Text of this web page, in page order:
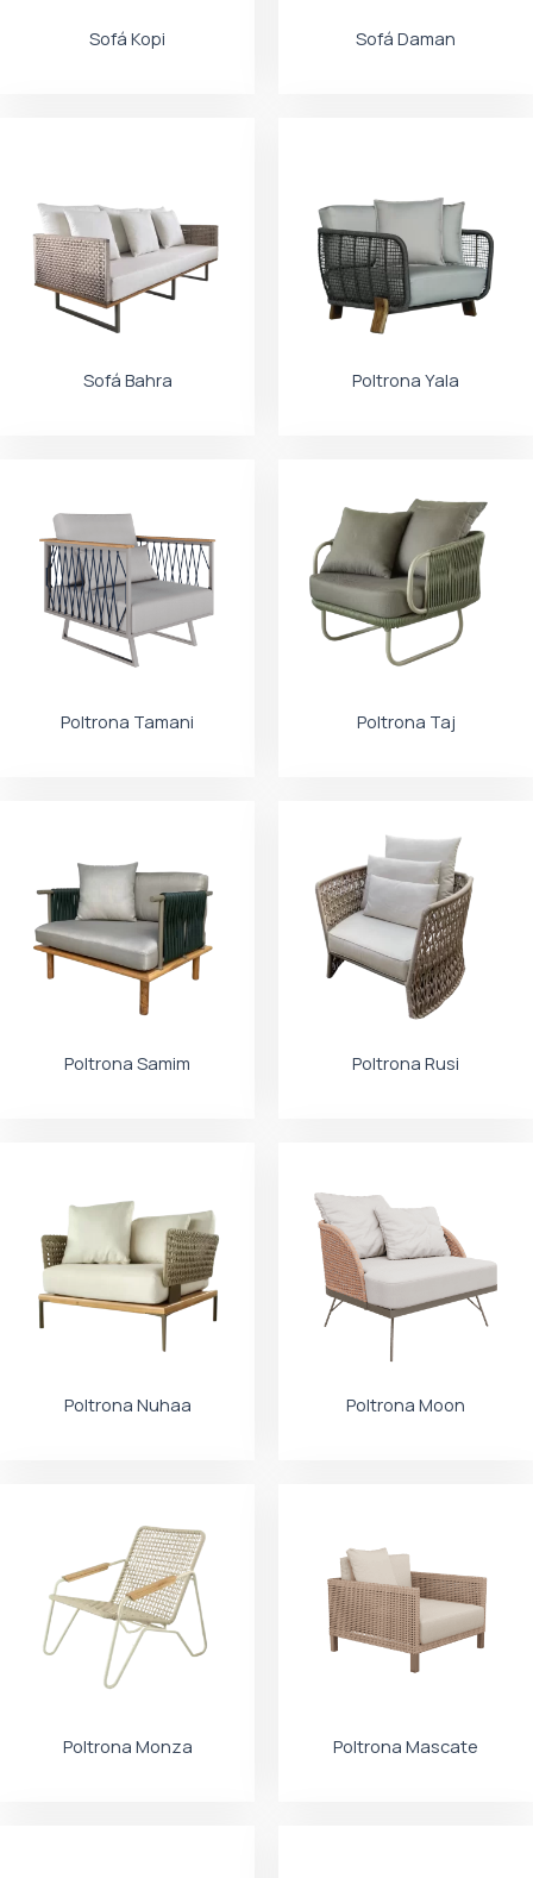
Sofá Kopi Sofá Daman
Sofá Bahra Poltrona Yala
Poltrona Tamani Poltrona Taj
Poltrona Samim Poltrona Rusi
Poltrona Nuhaa Poltrona Moon
Poltrona Monza Poltrona Mascate